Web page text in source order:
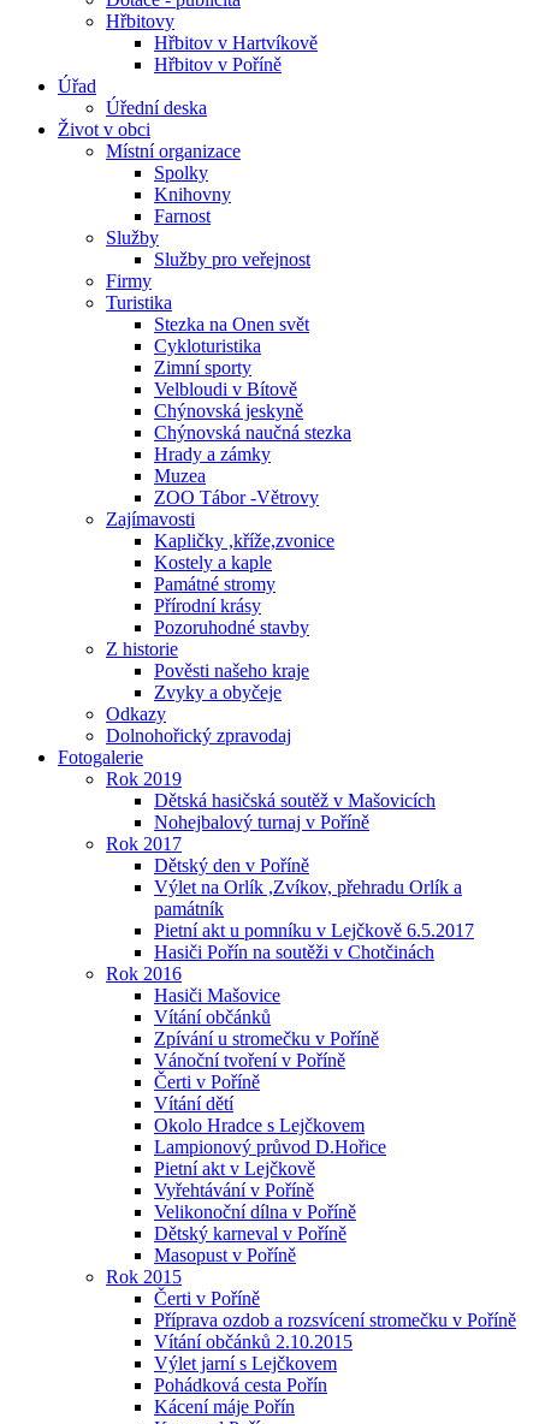
Hřbitovy
Hřbitov v Hartvíkově
Hřbitov v Poříně
Úřad
Úřední deska
Život v obci
Místní organizace
Spolky
Knihovny
Farnost
Služby
Služby pro veřejnost
Firmy
Turistika
Stezka na Onen svět
Cykloturistika
Zimní sporty
Velbloudi v Bítově
Chýnovská jeskyně
Chýnovská naučná stezka
Hrady a zámky
Muzea
ZOO Tábor -Větrovy
Zajímavosti
Kapličky ,kříže,zvonice
Kostely a kaple
Památné stromy
Přírodní krásy
Pozoruhodné stavby
Z historie
Pověsti našeho kraje
Zvyky a obyčeje
Odkazy
Dolnohořický zpravodaj
Fotogalerie
Rok 2019
Dětská hasičská soutěž v Mašovicích
Nohejbalový turnaj v Poříně
Rok 2017
Dětský den v Poříně
Výlet na Orlík ,Zvíkov, přehradu Orlík a
památník
Pietní akt u pomníku v Lejčkově 6.5.2017
Hasiči Pořín na soutěži v Chotčinách
Rok 2016
Hasiči Mašovice
Vítání občánků
Zpívání u stromečku v Poříně
Vánoční tvoření v Poříně
Čerti v Poříně
Vítání dětí
Okolo Hradce s Lejčkovem
Lampionový průvod D.Hořice
Pietní akt v Lejčkově
Vyřehtávání v Poříně
Velikonoční dílna v Poříně
Dětský karneval v Poříně
Masopust v Poříně
Rok 2015
Čerti v Poříně
Příprava ozdob a rozsvícení stromečku v Poříně
Vítání občánků 2.10.2015
Výlet jarní s Lejčkovem
Pohádková cesta Pořín
Kácení máje Pořín